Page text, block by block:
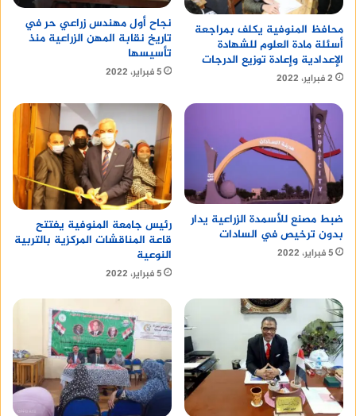
منصة وساطة لبيع العقارات مجانامحافظ المنوفية يكلف بمراجعة
أسئلة مادة العلوم للشهادة
الإعدادية وإعادة توزيع الدرجات
2 فبراير، 2022
نجاح أول مهندس زراعي حر في
تاريخ نقابة المهن الزراعية منذ
تأسيسها
5 فبراير، 2022
ضبط مصنع للأسمدة الزراعية يدار
بدون ترخيص في السادات
5 فبراير، 2022
رئيس جامعة المنوفية يفتتح
قاعة المناقشات المركزية بالتربية
النوعية
5 فبراير، 2022